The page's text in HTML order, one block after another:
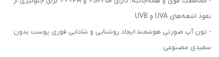
نفوذ اشعه‌های UVA و UVB
- تون آپ صورتی هوشمند:ایجاد روشنایی و شادابی فوری پوست بدون
سفیدی مصنوعی